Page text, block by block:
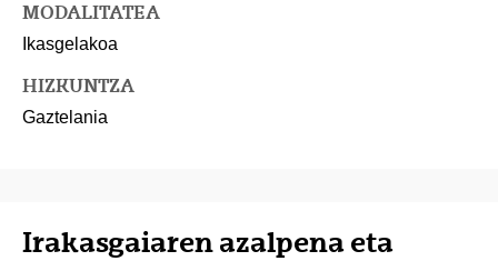
MODALITATEA
Ikasgelakoa
HIZKUNTZA
Gaztelania
Irakasgaiaren azalpena eta